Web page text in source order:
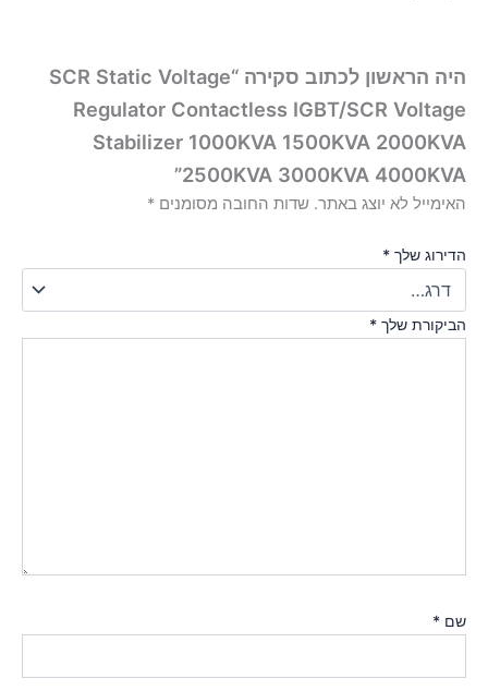
היה הראשון לכתוב סקירה “SCR Static Voltage
Regulator Contactless IGBT/SCR Voltage
Stabilizer 1000KVA 1500KVA 2000KVA
2500KVA 3000KVA 4000KVA”
האימייל לא יוצג באתר. שדות החובה מסומנים *
הדירוג שלך *
הביקורת שלך *
שם *